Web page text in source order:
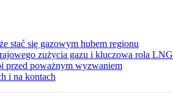
stać się gazowym hubem regionu
zużycia gazu i kluczowa rola LNG
przed poważnym wyzwaniem
i na kontach